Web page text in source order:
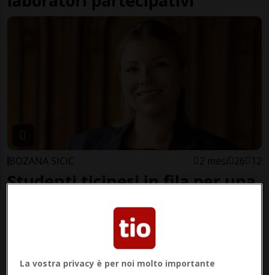
BOZANA SICIC 2 mesi 26 12
Studenti ticinesi in fila per una
La vostra privacy è per noi molto importante